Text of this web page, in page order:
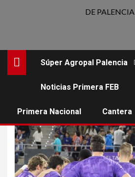
DE PALENCIA
Súper Agropal Palencia
Noticias Primera FEB
Primera Nacional Cantera